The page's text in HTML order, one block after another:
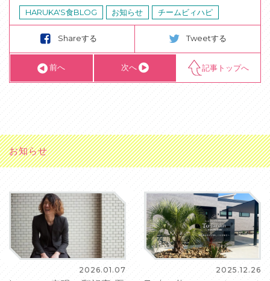
HARUKA'S食BLOG お知らせ チームビィハピ
Shareする Tweetする
前へ 次へ 記事トップへ
お知らせ
2026.01.07 2025.12.26